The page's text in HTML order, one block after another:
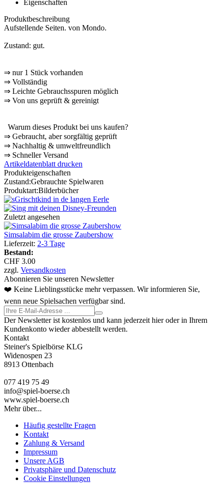
Eigenschaften
Produktbeschreibung
Aufstellende Seiten. von Mondo.
Zustand: gut.
⇒ nur 1 Stück vorhanden
⇒ Vollständig
⇒ ️ Leichte Gebrauchsspuren möglich
⇒ Von uns geprüft & gereinigt
Warum dieses Produkt bei uns kaufen?
⇒ ️ Gebraucht, aber sorgfältig geprüft
⇒ ️ Nachhaltig & umweltfreundlich
⇒ ️ Schneller Versand
Artikeldatenblatt drucken
Produkteigenschaften
Zustand:Gebrauchte Spielwaren
Produktart:Bilderbücher
Zuletzt angesehen
Simsalabim die grosse Zaubershow
Lieferzeit: 2-3 Tage
Bestand:
CHF 3.00
zzgl. Versandkosten
Abonnieren Sie unseren Newsletter
❤️ Keine Lieblingsstücke mehr verpassen. Wir informieren Sie,
wenn neue Spielsachen verfügbar sind.
Der Newsletter ist kostenlos und kann jederzeit hier oder in Ihrem
Kundenkonto wieder abbestellt werden.
Kontakt
Steiner's Spielbörse KLG
Widenospen 23
8913 Ottenbach
077 419 75 49
info@spiel-boerse.ch
www.spiel-boerse.ch
Mehr über...
Häufig gestellte Fragen
Kontakt
Zahlung & Versand
Impressum
Unsere AGB
Privatsphäre und Datenschutz
Cookie Einstellungen